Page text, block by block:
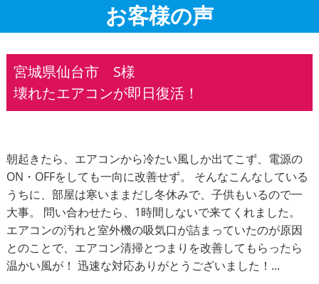
お客様の声
宮城県仙台市 S様
壊れたエアコンが即日復活！
朝起きたら、エアコンから冷たい風しか出てこず、電源の
ON・OFFをしても一向に改善せず。 そんなこんなしている
うちに、部屋は寒いままだし冬休みで、子供もいるので一
大事。 問い合わせたら、1時間しないで来てくれました。
エアコンの汚れと室外機の吸気口が詰まっていたのが原因
とのことで、エアコン清掃とつまりを改善してもらったら
温かい風が！ 迅速な対応ありがとうございました！...